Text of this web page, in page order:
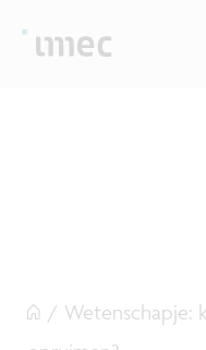
/ Wetenschapje: